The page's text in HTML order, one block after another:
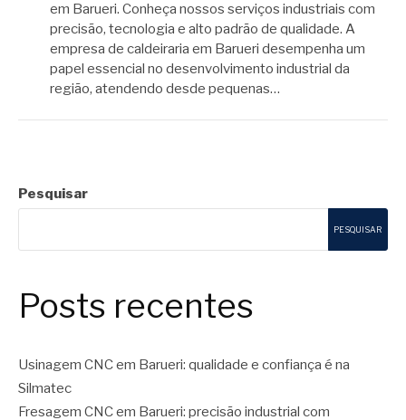
em Barueri. Conheça nossos serviços industriais com
precisão, tecnologia e alto padrão de qualidade. A
empresa de caldeiraria em Barueri desempenha um
papel essencial no desenvolvimento industrial da
região, atendendo desde pequenas…
Pesquisar
PESQUISAR
Posts recentes
Usinagem CNC em Barueri: qualidade e confiança é na
Silmatec
Fresagem CNC em Barueri: precisão industrial com